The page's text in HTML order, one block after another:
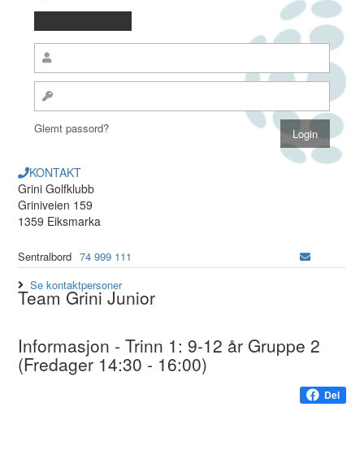
Glemt passord?
KONTAKT
Grini Golfklubb
Griniveien 159
1359 Eiksmarka
Sentralbord 74 999 111
Se kontaktpersoner
Team Grini Junior
Informasjon - Trinn 1: 9-12 år Gruppe 2
(Fredager 14:30 - 16:00)
Del